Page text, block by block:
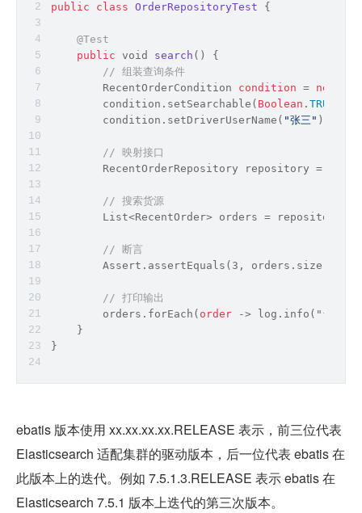
public
class OrderRepositoryTest {
@Test
public void search ( )
{
// 组装查询条件
        RecentOrderCondition
condition = new
        condition.setSearchable(
Boolean . TRUE
        condition.setDriverUserName(
"张三" );
// 映射接口
RecentOrderRepository repository =
// 搜索货源
        List
<RecentOrder> orders =
// 断言
        Assert.assertEquals(3, orders.size());
// 打印输出
        orders.forEach(
order -> log.info("{}",
    }
}
ebatis 版本使用 xx.xx.xx.xx.RELEASE 表示，前三位代表
Elasticsearch 适配集群的驱动版本，后一位代表 ebatis 在
此版本上的迭代。例如 7.5.1.3.RELEASE 表示 ebatis 在
Elasticsearch 7.5.1 版本上迭代的第三次版本。